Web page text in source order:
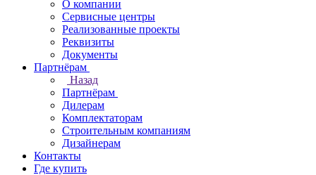
О компании
Сервисные центры
Реализованные проекты
Реквизиты
Документы
Партнёрам
Назад
Партнёрам
Дилерам
Комплектаторам
Строительным компаниям
Дизайнерам
Контакты
Где купить